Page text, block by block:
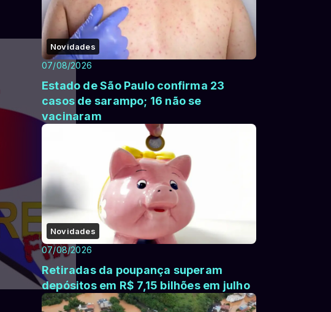
Novidades
07/08/2026
Estado de São Paulo confirma 23
casos de sarampo; 16 não se
vacinaram
Novidades
07/08/2026
Retiradas da poupança superam
depósitos em R$ 7,15 bilhões em julho